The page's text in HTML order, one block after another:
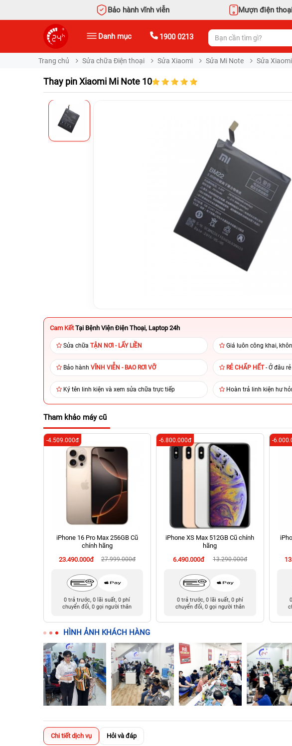
Bảo hành vĩnh viễn Mượn điện
Danh mục 1900 0213
Trang chủ Sửa chữa Điện thoại Sửa Xiaomi Sửa Mi Note Sửa
Thay pin Xiaomi Mi Note 10
Cam Kết Tại Bệnh Viện Điện Thoại, Laptop 24h
Sửa chữa TẬN NƠI - LẤY LIỀN Giá luôn công khai,
Bảo hành VĨNH VIỄN - BAO RƠI VỠ RẺ CHẤP HẾT- Ở đâu
Ký tên linh kiện và xem sửa chữa trực tiếp Hoàn trả linh kiện hư
Tham khảo máy cũ
iPhone 16 Pro Max 256GB Cũ
chính hãng
23.490.000đ
27.999.000đ
-4.509.000đ
0 trả trước, 0 lãi suất, 0 phí
chuyển đổi, 0 gọi người thân
iPhone XS Max 512GB Cũ chính
hãng
6.490.000đ
13.290.000đ
-6.800.000đ
0 trả trước, 0 lãi suất, 0 phí
chuyển đổi, 0 gọi người thân
-
HÌNH ẢNH KHÁCH HÀNG
Chi tiết dịch vụ Hỏi và đáp